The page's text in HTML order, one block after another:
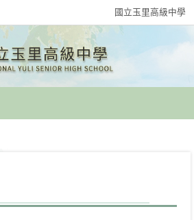
國立玉里高級中學